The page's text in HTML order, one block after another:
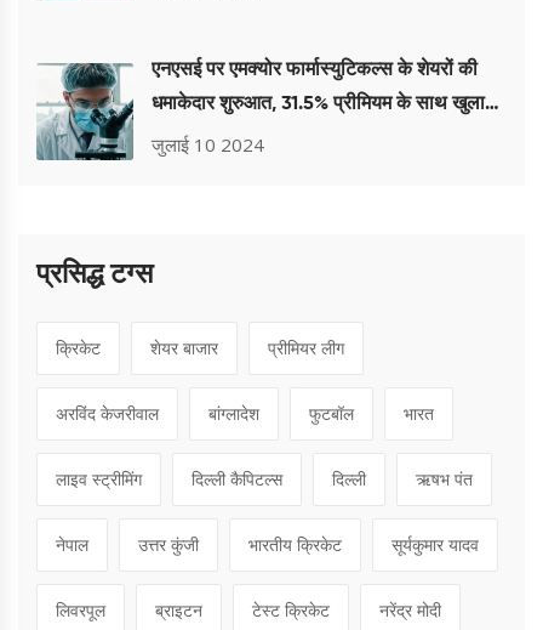
एनएसई पर एमक्योर फार्मास्युटिकल्स के शेयरों की
धमाकेदार शुरुआत, 31.5% प्रीमियम के साथ खुला
इश्यू
जुलाई 10 2024
प्रसिद्ध टग्स
क्रिकेट शेयर बाजार प्रीमियर लीग
अरविंद केजरीवाल बांग्लादेश फुटबॉल भारत
लाइव स्ट्रीमिंग दिल्ली कैपिटल्स दिल्ली ऋषभ पंत
नेपाल उत्तर कुंजी भारतीय क्रिकेट सूर्यकुमार यादव
लिवरपूल ब्राइटन टेस्ट क्रिकेट नरेंद्र मोदी